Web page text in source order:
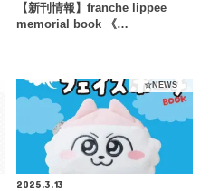
【新刊情報】franche lippee
memorial book 《…
☆NEWS
2025.3.13